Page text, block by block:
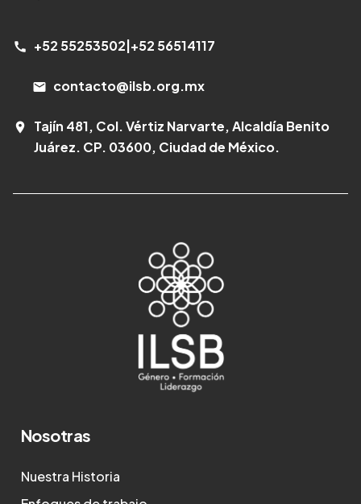
call +52 55253502|+52 56514117
email contacto@ilsb.org.mx
room
Tajín 481, Col. Vértiz Narvarte, Alcaldía Benito
Juárez. CP. 03600, Ciudad de México.
Nosotras
Nuestra Historia